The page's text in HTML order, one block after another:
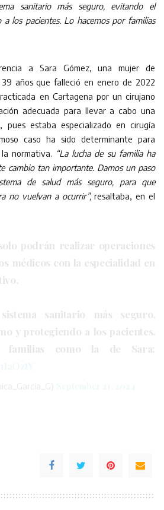
sanitario más seguro, evitando el
los pacientes. Lo hacemos por familias
a Sara Gómez, una mujer de
años que falleció en enero de 2022
en Cartagena por un cirujano
adecuada para llevar a cabo una
estaba especializado en cirugía
caso ha sido determinante para
normativa. “La lucha de su familia ha
cambio tan importante. Damos un paso
de salud más seguro, para que
no vuelvan a ocurrir”,resaltaba, en el
podrán realizar operaciones
médicos con la especialidad en
sanitario más seguro,
y protegiendo a los pacientes.
familias como la de Sara: